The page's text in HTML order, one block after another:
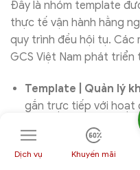
Đây là nhóm template
thực tế vận hành hằng
quy trình đều hội tụ. Các
GCS Việt Nam phát triển
Template | Quản lý
gắn trực tiếp với hoạt
Template | Quản lý
việc, người phụ
Dịch vụ Khuyến mãi